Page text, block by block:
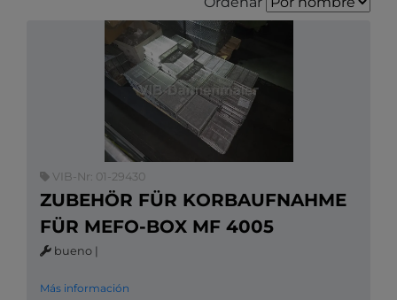
VIB-Nr: 01-29430
ZUBEHÖR FÜR KORBAUFNAHME
FÜR MEFO-BOX MF 4005
bueno |
Más información